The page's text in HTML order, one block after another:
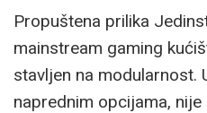
podrška za BTF standard matičnih
strane, prostrana unutrašnjost,
kartice, integrirani ARGB/PWM
priključka s prednje strane
Propuštena prilika
mainstream gaming
stavljen na modularnost.
naprednim opcijama,